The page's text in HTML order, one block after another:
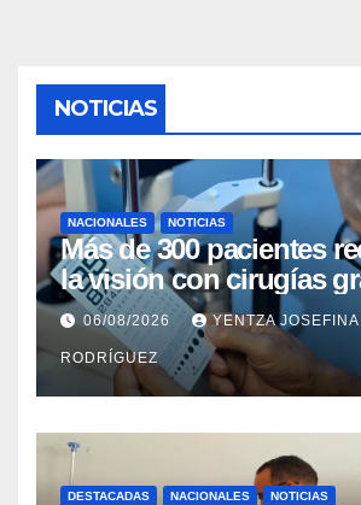
NOTICIAS
NACIONALES NOTICIAS
Más de 300 pacientes
la visión con cirugías
cataratas en Zulia
06/08/2026 YENTZA
RODRÍGUEZ
DESTACADAS NACIONALES NOTICIAS